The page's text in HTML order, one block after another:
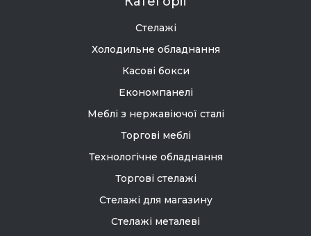
Стелажі
Холодильне обладнання
Касові бокси
Економпанелі
Меблі з нержавіючої сталі
Торгові меблі
Технологічне обладнання
Торгові стелажі
Стелажі для магазину
Стелажі металеві